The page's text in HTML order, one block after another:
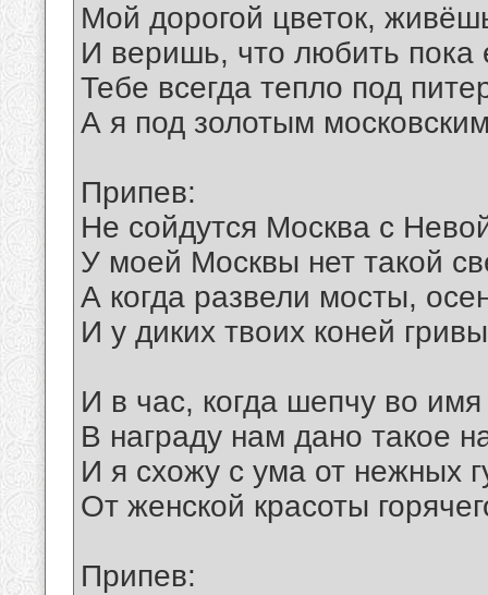
Мой дорогой цветок,
И веришь, что любить пока
Тебе всегда тепло под
А я под золотым
Припев:
Не сойдутся Москва с
У моей Москвы нет такой
А когда развели мосты,
И у диких твоих коней
И в час, когда шепчу во имя
В награду нам дано такое
И я схожу с ума от нежных
От женской красоты
Припев: